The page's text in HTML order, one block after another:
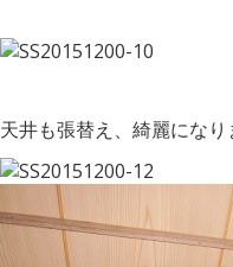
天井も張替え、綺麗になり